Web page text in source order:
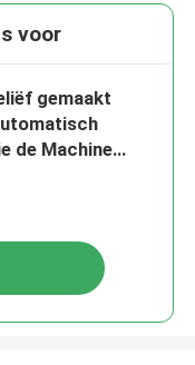
voor
gemaakt
de Machine